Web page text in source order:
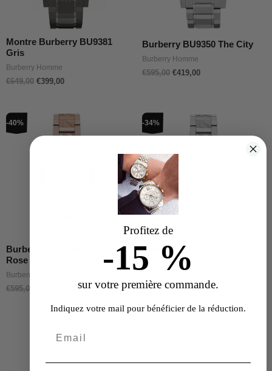
Montre Burberry BU9381
Gris
Burberry Homme
€649,00 €399,00
Burberry BU9350 The City
Burberry Homme
€595,00 €419,00
-40%
Burberry BU9039 The City
Rose Doré
Burberry Femme
€595,00
initial
Le
prix
actuel
-34%
Burberry BU9037 The City
Argent
€499,00
initial
€499,00.
€329,00
Le
prix
actuel
Profitez de
-15 %
sur votre première commande.
Indiquez votre mail pour bénéficier de la réduction.